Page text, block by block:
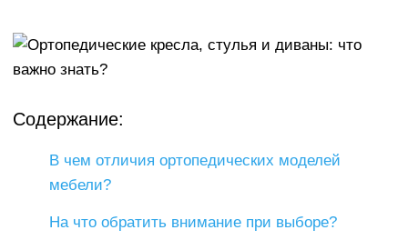
Содержание:
В чем отличия ортопедических моделей
мебели?
На что обратить внимание при выборе?